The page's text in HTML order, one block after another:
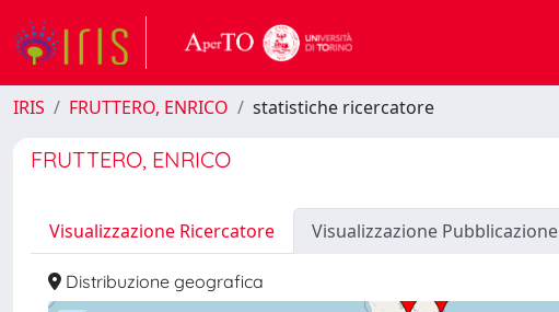
IRIS FRUTTERO, ENRICO statistiche ricercatore
FRUTTERO, ENRICO
Visualizzazione Ricercatore Visualizzazione Pubblicazione
Distribuzione geografica